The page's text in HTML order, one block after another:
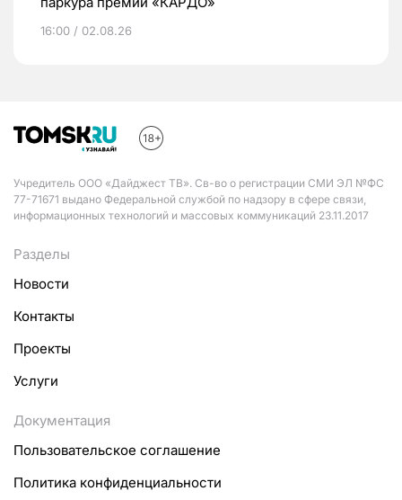
16:00 / 02.08.26
Учредитель ООО «Дайджест ТВ». Св-во о регистрации СМИ ЭЛ №ФС
77-71671 выдано Федеральной службой по надзору в сфере связи,
информационных технологий и массовых коммуникаций 23.11.2017
Разделы
Новости
Контакты
Проекты
Услуги
Документация
Пользовательское соглашение
Политика конфиденциальности